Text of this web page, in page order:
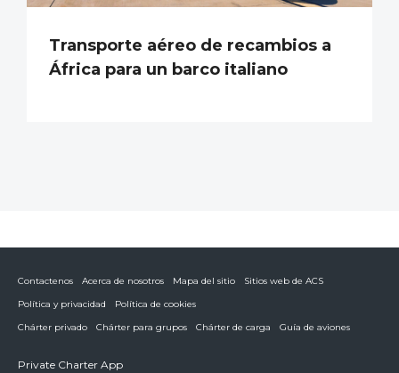
Transporte aéreo de recambios a
África para un barco italiano
Contactenos Acerca de nosotros Mapa del sitio
Sitios web de ACS
Política y privacidad
Política de cookies
Chárter privado
Chárter para grupos Chárter de carga Guía de aviones
Private Charter App